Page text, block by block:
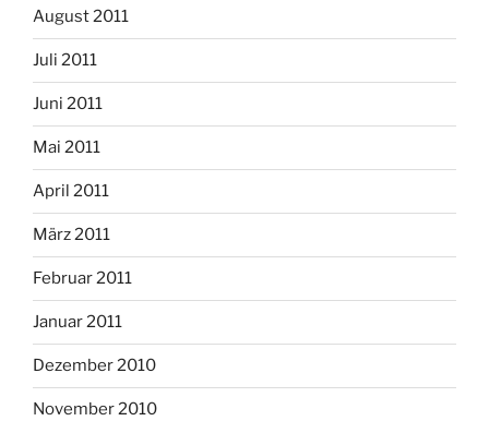
August 2011
Juli 2011
Juni 2011
Mai 2011
April 2011
März 2011
Februar 2011
Januar 2011
Dezember 2010
November 2010